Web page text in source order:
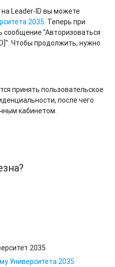
Leader-ID вы можете
2035. Теперь при
сообщение "Авторизоваться
Чтобы продолжить, нужно
принять пользовательское
после чего
кабинетом.
2035
Университета 2035